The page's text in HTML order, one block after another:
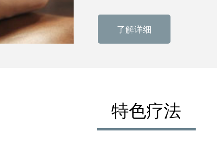
了解详细
特色疗法